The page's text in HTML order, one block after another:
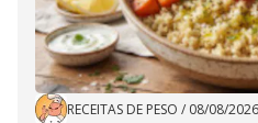
RECEITAS DE PESO / 08/08/2026